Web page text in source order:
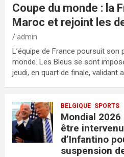
Coupe du monde : la
Maroc et rejoint les
admin
L’équipe de France poursuit son
monde. Les Bleus se sont
jeudi, en quart de finale, validant
BELGIQUE SPORTS
Mondial
être
d’Infantino
suspension